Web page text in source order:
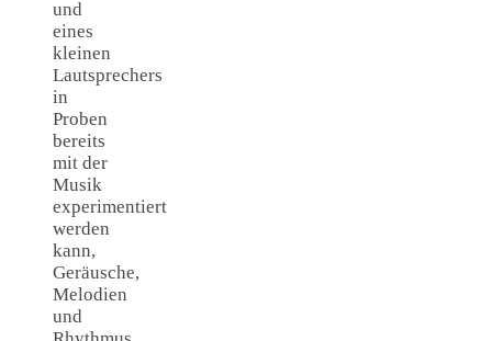
und
eines
kleinen
Lautsprechers
in
Proben
bereits
mit der
Musik
experimentiert
werden
kann,
Geräusche,
Melodien
und